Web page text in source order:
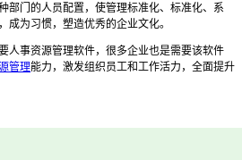
部门的人员配置，使管理标准化、标准化、系
成为习惯，塑造优秀的企业文化。
人事资源管理软件，很多企业也是需要该软件
管理能力，激发组织员工和工作活力，全面提升